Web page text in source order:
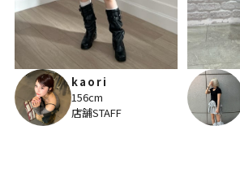
kaori
156cm
店舗STAFF